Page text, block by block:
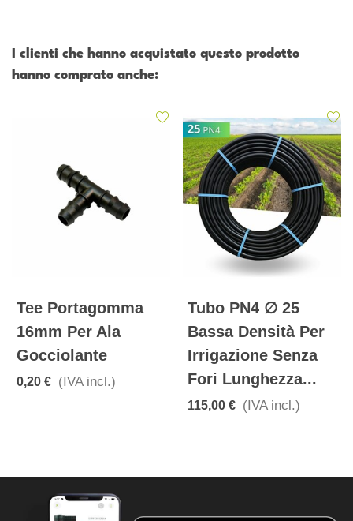
I clienti che hanno acquistato questo prodotto
hanno comprato anche:
Tee Portagomma
16mm Per Ala
Gocciolante
0,20 € (IVA incl.)
Tubo PN4 ∅ 25
Bassa Densità Per
Irrigazione Senza
Fori Lunghezza...
115,00 € (IVA incl.)